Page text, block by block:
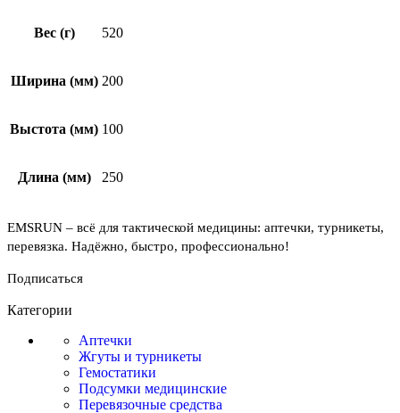
Вес (г) 520
Ширина (мм) 200
Выстота (мм) 100
Длина (мм) 250
EMSRUN – всё для тактической медицины: аптечки, турникеты,
перевязка. Надёжно, быстро, профессионально!
Подписаться
Категории
Аптечки
Жгуты и турникеты
Гемостатики
Подсумки медицинские
Перевязочные средства